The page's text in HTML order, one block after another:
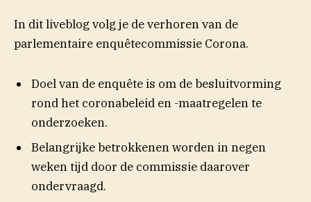
In dit liveblog volg je de verhoren van de
parlementaire enquêtecommissie Corona.
Doel van de enquête is om de besluitvorming
rond het coronabeleid en -maatregelen te
onderzoeken.
Belangrijke betrokkenen worden in negen
weken tijd door de commissie daarover
ondervraagd.